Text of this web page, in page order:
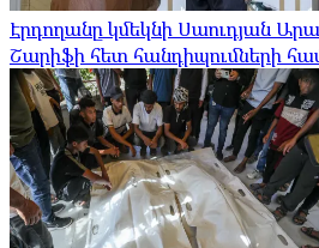
Էրդողանը կմեկնի Սաուդյան
Շարիֆի հետ հանդիպումների